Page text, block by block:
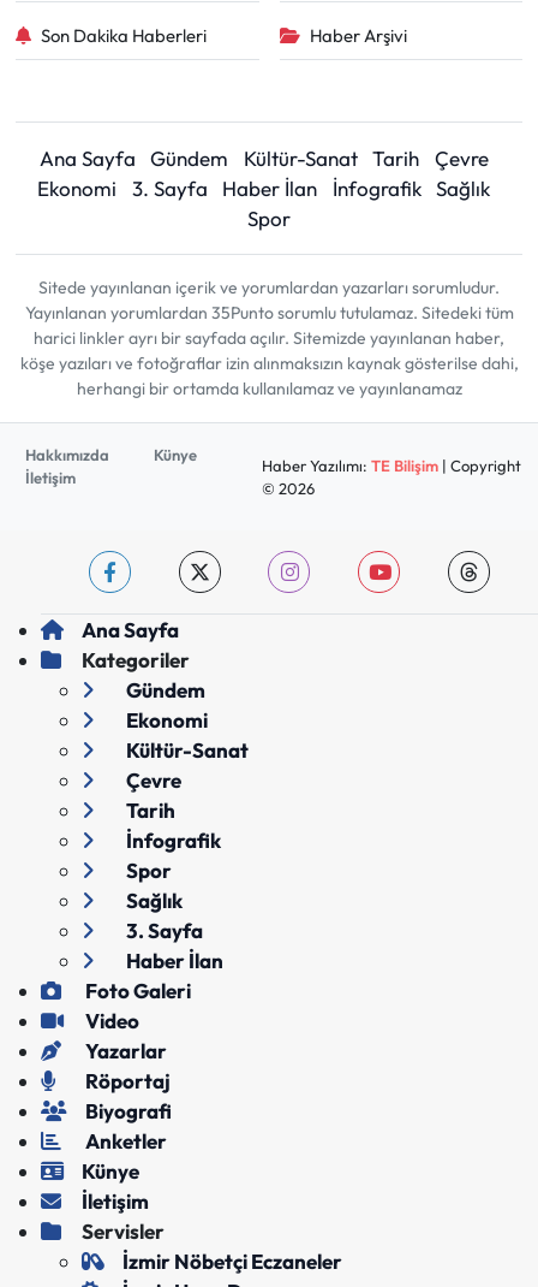
Son Dakika Haberleri Haber Arşivi
Ana Sayfa Gündem Kültür-Sanat Tarih
Çevre
Ekonomi
3. Sayfa Haber İlan İnfografik Sağlık
Spor
Sitede yayınlanan içerik ve yorumlardan yazarları sorumludur.
Yayınlanan yorumlardan 35Punto sorumlu tutulamaz. Sitedeki tüm
harici linkler ayrı bir sayfada açılır. Sitemizde yayınlanan haber,
köşe yazıları ve fotoğraflar izin alınmaksızın kaynak gösterilse dahi,
herhangi bir ortamda kullanılamaz ve yayınlanamaz
Hakkımızda
Künye
İletişim
Haber Yazılımı: TE Bilişim| Copyright
© 2026
Ana Sayfa
Kategoriler
Gündem
Ekonomi
Kültür-Sanat
Çevre
Tarih
İnfografik
Spor
Sağlık
3. Sayfa
Haber İlan
Foto Galeri
Video
Yazarlar
Röportaj
Biyografi
Anketler
Künye
İletişim
Servisler
İzmir Nöbetçi Eczaneler